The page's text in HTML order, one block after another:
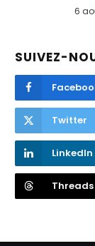
6
SUIVEZ-
Twitter
LinkedIn
Threads